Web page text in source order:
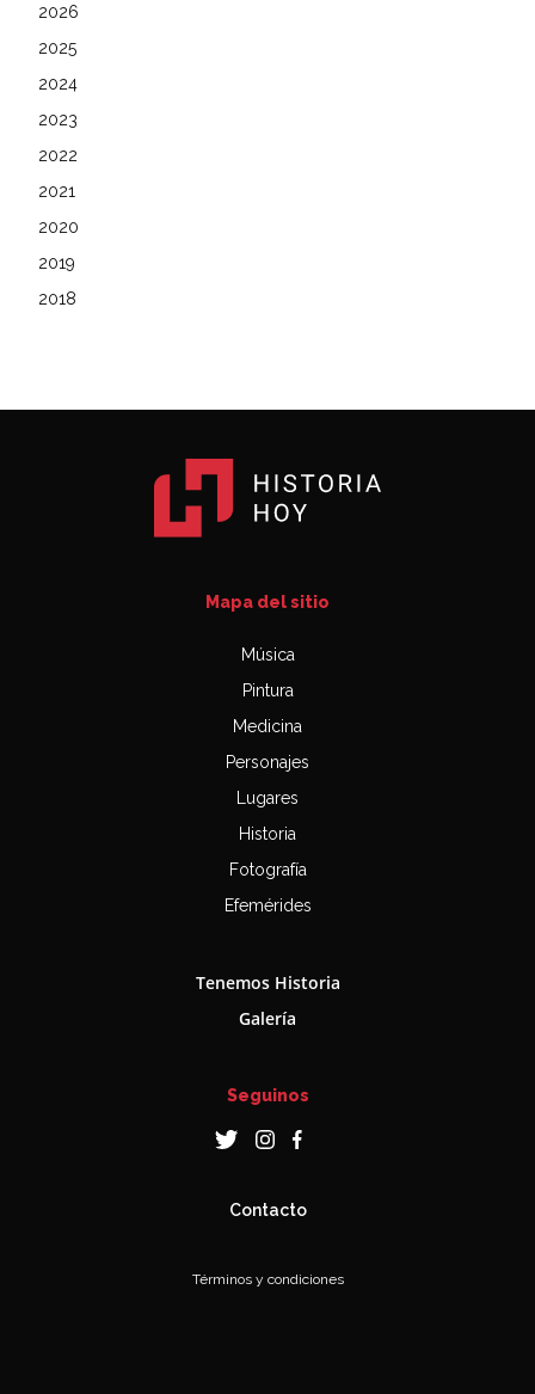
2026
2025
2024
2023
2022
2021
2020
2019
2018
Mapa del sitio
Música
Pintura
Medicina
Personajes
Lugares
Historia
Fotografía
Efemérides
Tenemos Historia
Galería
Seguinos
Contacto
Términos y condiciones